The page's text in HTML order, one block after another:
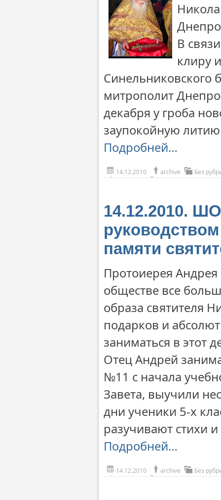
В
клиру
митрополит
декабря у гроба
заупокойную
Подробней…
14.12.2010 archive Без
14.12.2010.
памяти
Протоиерея
обществе все
образа святителя
подарков и
заниматься в этот
Отец Андрей
№11 с начала
Завета, выучили
дни ученики 5-х
разучивают стихи и
Подробней…
14.12.2010 archive Без